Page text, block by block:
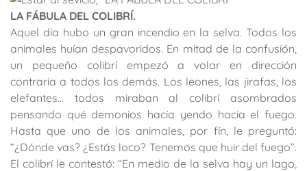
LA FÁBULA DEL COLIBRÍ.
Aquel día hubo un gran incendio en la selva. Todos los
animales huían despavoridos. En mitad de la confusión,
un pequeño colibrí empezó a volar en dirección
contraria a todos los demás. Los leones, las jirafas, los
elefantes… todos miraban al colibrí asombrados
pensando qué demonios hacía yendo hacia el fuego.
Hasta que uno de los animales, por fín, le preguntó:
“¿Dónde vas? ¿Estás loco? Tenemos que huir del fuego”.
El colibrí le contestó: “En medio de la selva hay un lago,